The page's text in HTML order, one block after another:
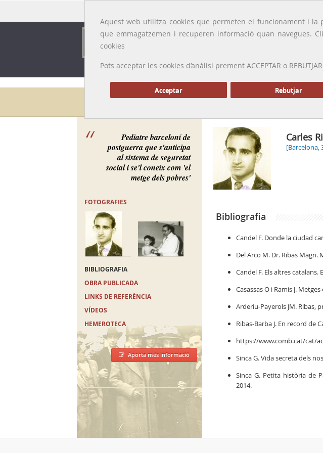
Aquest web utilitza cookies que permeten el funcionament i
que emmagatzemen i recuperen informació quan navegues.
cookies
Pots acceptar les cookies d’anàlisi prement ACCEPTAR o REBUTJAR
Acceptar Rebutjar
PRESENTACIÓ GALERIA
Galeria de metges
Pediatre barceloní de
postguerra que s'anticipa
al sistema de seguretat
social i se'l coneix com 'el
metge dels pobres'
FOTOGRAFIES
BIBLIOGRAFIA
OBRA PUBLICADA
LINKS DE REFERÈNCIA
VÍDEOS
HEMEROTECA
Aporta més informació
Carles
[Barcelona,
Bibliografia
Candel F. Donde la ciudad
Del Arco M. Dr. Ribas Magri.
Candel F. Els altres catalans.
Casassas O i Ramis J.
Arderiu-Payerols JM. Ribas,
Ribas-Barba J. En record de
https://www.comb.cat/cat/
Sinca G. Vida secreta dels
Sinca G. Petita història de
2014.